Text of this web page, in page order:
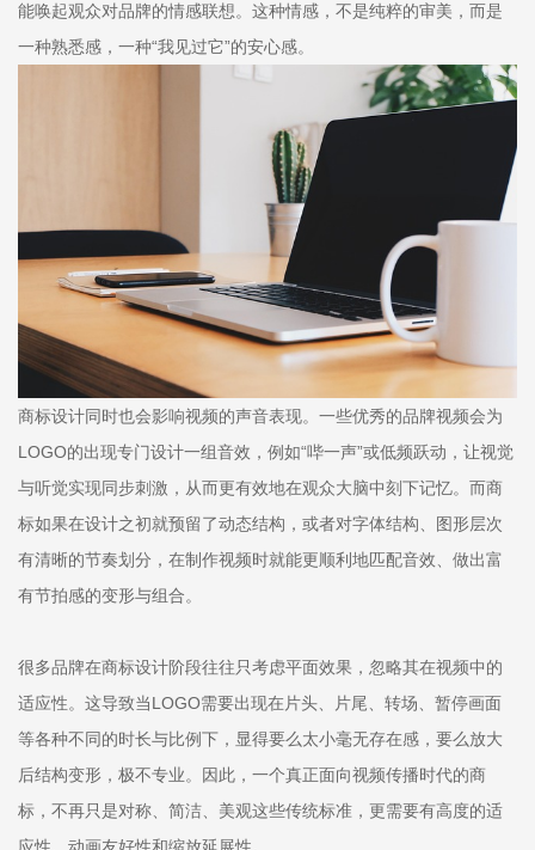
能唤起观众对品牌的情感联想。这种情感，不是纯粹的审美，而是
一种熟悉感，一种“我见过它”的安心感。
商标设计同时也会影响视频的声音表现。一些优秀的品牌视频会为
LOGO的出现专门设计一组音效，例如“哔一声”或低频跃动，让视觉
与听觉实现同步刺激，从而更有效地在观众大脑中刻下记忆。而商
标如果在设计之初就预留了动态结构，或者对字体结构、图形层次
有清晰的节奏划分，在制作视频时就能更顺利地匹配音效、做出富
有节拍感的变形与组合。
很多品牌在商标设计阶段往往只考虑平面效果，忽略其在视频中的
适应性。这导致当LOGO需要出现在片头、片尾、转场、暂停画面
等各种不同的时长与比例下，显得要么太小毫无存在感，要么放大
后结构变形，极不专业。因此，一个真正面向视频传播时代的商
标，不再只是对称、简洁、美观这些传统标准，更需要有高度的适